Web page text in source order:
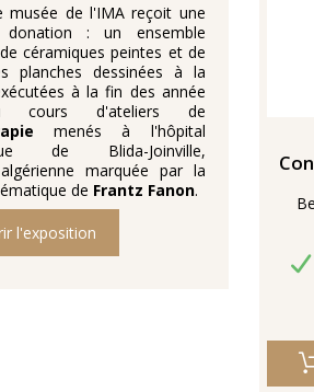
musée de l'IMA reçoit une
donation : un ensemble
céramiques peintes et de
planches dessinées à la
à la fin des année
cours d'ateliers de
menés à l'hôpital
de Blida-Joinville,
marquée par la
de Frantz Fanon.
l'exposition